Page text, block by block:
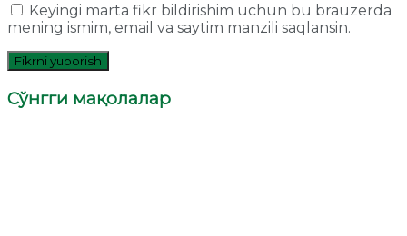
Keyingi marta fikr bildirishim uchun bu brauzerda
mening ismim, email va saytim manzili saqlansin.
Сўнгги мақолалар